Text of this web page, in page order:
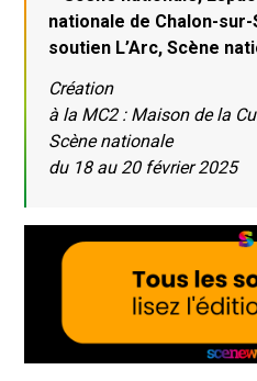
nationale de Chalon-sur-
soutien L’Arc, Scène
Création
à la MC2 : Maison de la
Scène nationale
du 18 au 20 février 2025